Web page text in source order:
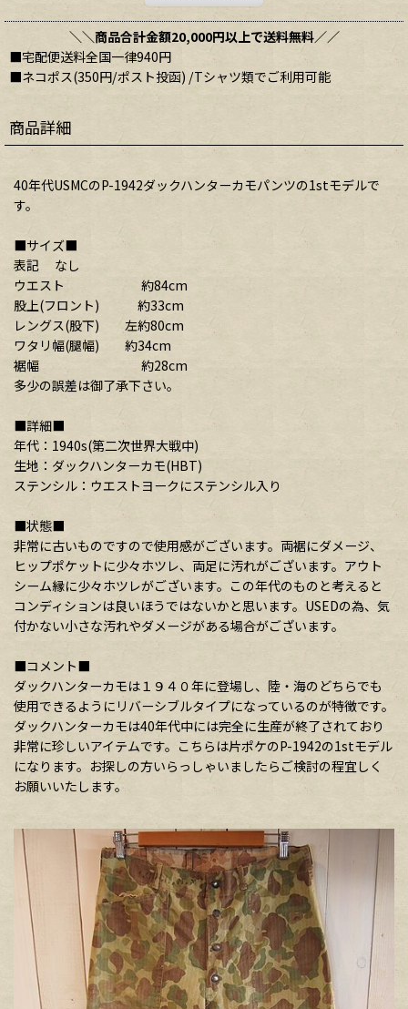
＼＼商品合計金額20,000円以上で送料無料／／
■宅配便送料全国一律940円
■ネコポス(350円/ポスト投函) /Tシャツ類でご利用可能
商品詳細
40年代USMCのP-1942ダックハンターカモパンツの1stモデルで
す。
■サイズ■
表記 なし
ウエスト 約84cm
股上(フロント) 約33cm
レングス(股下) 左約80cm
ワタリ幅(腿幅) 約34cm
裾幅 約28cm
多少の誤差は御了承下さい。
■詳細■
年代：1940s(第二次世界大戦中)
生地：ダックハンターカモ(HBT)
ステンシル：ウエストヨークにステンシル入り
■状態■
非常に古いものですので使用感がございます。両裾にダメージ、
ヒップポケットに少々ホツレ、両足に汚れがございます。アウト
シーム縁に少々ホツレがございます。この年代のものと考えると
コンディションは良いほうではないかと思います。USEDの為、気
付かない小さな汚れやダメージがある場合がございます。
■コメント■
ダックハンターカモは１９４０年に登場し、陸・海のどちらでも
使用できるようにリバーシブルタイプになっているのが特徴です。
ダックハンターカモは40年代中には完全に生産が終了されており
非常に珍しいアイテムです。こちらは片ポケのP-1942の1stモデル
になります。お探しの方いらっしゃいましたらご検討の程宜しく
お願いいたします。